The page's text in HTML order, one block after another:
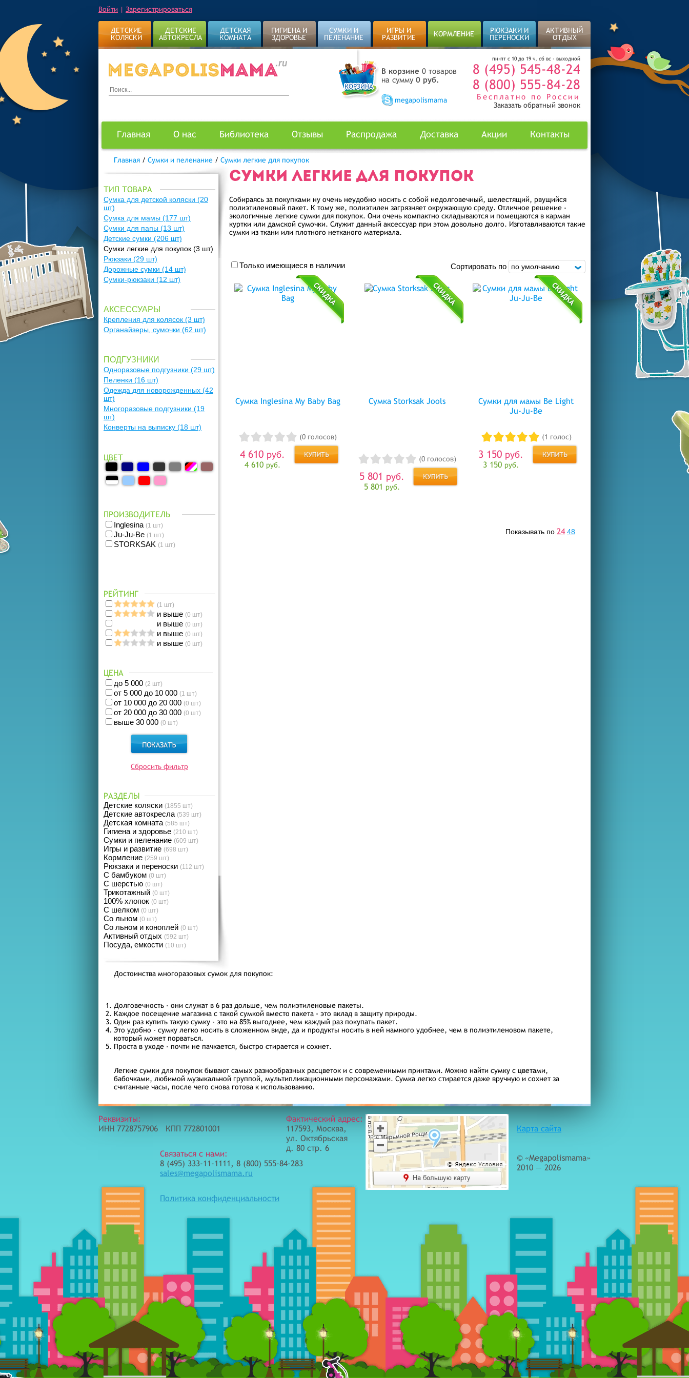
Войти | Зарегистрироваться
ДЕТСКИЕ
КОЛЯСКИ
ДЕТСКИЕ
АВТОКРЕСЛА
ДЕТСКАЯ
КОМНАТА
ГИГИЕНА И
ЗДОРОВЬЕ
СУМКИ И
ПЕЛЕНАНИЕ
ИГРЫ И
РАЗВИТИЕ
КОРМЛЕНИЕ
РЮКЗАКИ И
ПЕРЕНОСКИ
АКТИВНЫЙ
ОТДЫХ
В корзине 0 товаров
на сумму 0 руб.
megapolismama
пн-пт с 10 до 19 ч, сб вс - выходной
8 (495) 545-48-24
8 (800) 555-84-28
Бесплатно по России
Заказать обратный звонок
Главная О нас Библиотека Отзывы Распродажа Доставка Акции Контакты
Главная / Сумки и пеленание / Сумки легкие для покупок
ТИП ТОВАРА
Сумка для детской коляски (20
шт)
Сумка для мамы (177 шт)
Сумки для папы (13 шт)
Детские сумки (206 шт)
Сумки легкие для покупок (3 шт)
Рюкзаки (29 шт)
Дорожные сумки (14 шт)
Сумки-рюкзаки (12 шт)
АКСЕССУАРЫ
Крепления для колясок (3 шт)
Органайзеры, сумочки (62 шт)
ПОДГУЗНИКИ
Одноразовые подгузники (29 шт)
Пеленки (16 шт)
Одежда для новорожденных (42
шт)
Многоразовые подгузники (19
шт)
Конверты на выписку (18 шт)
ЦВЕТ
ПРОИЗВОДИТЕЛЬ
Inglesina (1 шт)
Ju-Ju-Be (1 шт)
STORKSAK (1 шт)
РЕЙТИНГ
(1 шт)
и выше (0 шт)
и выше (0 шт)
и выше (0 шт)
и выше (0 шт)
ЦЕНА
до 5 000 (2 шт)
от 5 000 до 10 000 (1 шт)
от 10 000 до 20 000 (0 шт)
от 20 000 до 30 000 (0 шт)
выше 30 000 (0 шт)
Сбросить фильтр
РАЗДЕЛЫ
Детские коляски (1855 шт)
Детские автокресла (539 шт)
Детская комната (585 шт)
Гигиена и здоровье (210 шт)
Сумки и пеленание (609 шт)
Игры и развитие (698 шт)
Кормление (259 шт)
Рюкзаки и переноски (112 шт)
С бамбуком (0 шт)
С шерстью (0 шт)
Трикотажный (0 шт)
100% хлопок (0 шт)
С шелком (0 шт)
Со льном (0 шт)
Со льном и коноплей (0 шт)
Активный отдых (592 шт)
Посуда, емкости (10 шт)
СУМКИ ЛЕГКИЕ ДЛЯ ПОКУПОК
Собираясь за покупками ну очень неудобно носить с собой недолговечный, шелестящий, рвущийся
полиэтиленовый пакет. К тому же, полиэтилен загрязняет окружающую среду. Отличное решение -
экологичные легкие сумки для покупок. Они очень компактно складываются и помещаются в карман
куртки или дамской сумочки. Служит данный аксессуар при этом довольно долго. Изготавливаются такие
сумки из ткани или плотного нетканого материала.
Только имеющиеся в наличии Сортировать по
Сумка Inglesina My Baby Bag
(0 голосов)
4 610 руб.
4 610 руб.
Сумка Storksak Jools
(0 голосов)
5 801 руб.
5 801 руб.
Сумки для мамы Be Light
Ju-Ju-Be
(1 голос)
3 150 руб.
3 150 руб.
Показывать по 24 48
Достоинства многоразовых сумок для покупок:
Долговечность - они служат в 6 раз дольше, чем полиэтиленовые пакеты.
Каждое посещение магазина с такой сумкой вместо пакета - это вклад в защиту природы.
Один раз купить такую сумку - это на 85% выгоднее, чем каждый раз покупать пакет.
Это удобно - сумку легко носить в сложенном виде, да и продукты носить в ней намного удобнее, чем в полиэтиленовом пакете,
который может порваться.
Проста в уходе - почти не пачкается, быстро стирается и сохнет.
Легкие сумки для покупок бывают самых разнообразных расцветок и с современными принтами. Можно найти сумку с цветами,
бабочками, любимой музыкальной группой, мультипликационными персонажами. Сумка легко стирается даже вручную и сохнет за
считанные часы, после чего снова готова к использованию.
Реквизиты:
ИНН 7728757906 КПП 772801001
Связаться с нами:
8 (495) 333-11-1111, 8 (800) 555-84-283
sales@megapolismama.ru
Политика конфиденциальности
Фактический адрес:
117593, Москва,
ул. Октябрьская
д. 80 стр. 6
Карта сайта
© «Megapolismama»
2010 — 2026